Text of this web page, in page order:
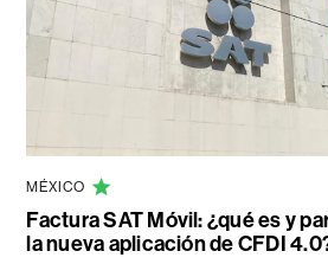
MÉXICO
Factura SAT Móvil: ¿qué es y
la nueva aplicación de CFDI